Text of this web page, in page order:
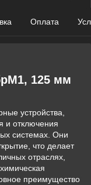
Оплата
125 мм
устройства,
и отключения
системах. Они
что делает
отраслях,
преимущество